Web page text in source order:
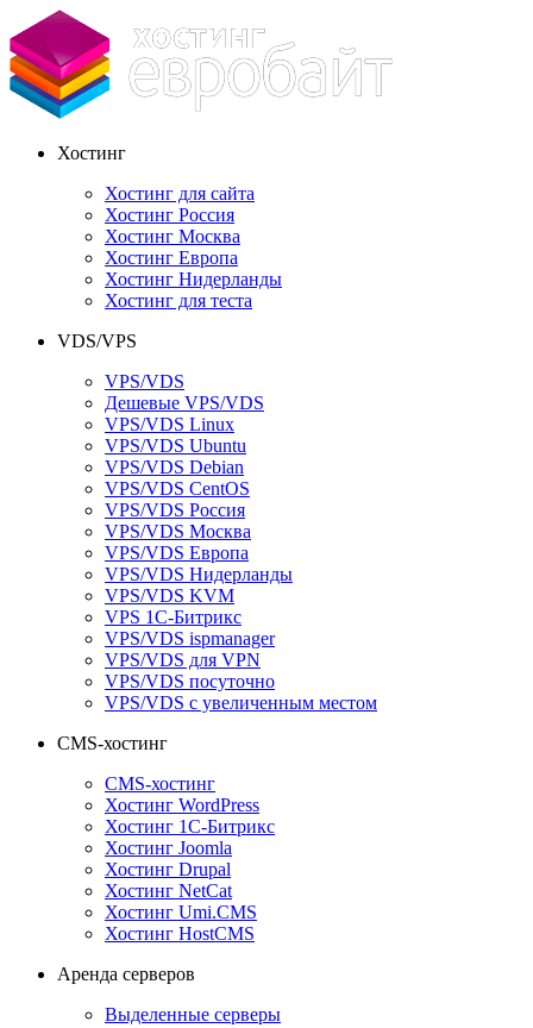
Хостинг
Хостинг для сайта
Хостинг Россия
Хостинг Москва
Хостинг Европа
Хостинг Нидерланды
Хостинг для теста
VDS/VPS
VPS/VDS
Дешевые VPS/VDS
VPS/VDS Linux
VPS/VDS Ubuntu
VPS/VDS Debian
VPS/VDS CentOS
VPS/VDS Россия
VPS/VDS Москва
VPS/VDS Европа
VPS/VDS Нидерланды
VPS/VDS KVM
VPS 1С-Битрикс
VPS/VDS ispmanager
VPS/VDS для VPN
VPS/VDS посуточно
VPS/VDS с увеличенным местом
CMS-хостинг
CMS-хостинг
Хостинг WordPress
Хостинг 1С-Битрикс
Хостинг Joomla
Хостинг Drupal
Хостинг NetCat
Хостинг Umi.CMS
Хостинг HostCMS
Аренда серверов
Выделенные серверы